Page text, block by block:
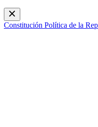
Constitución Política de la